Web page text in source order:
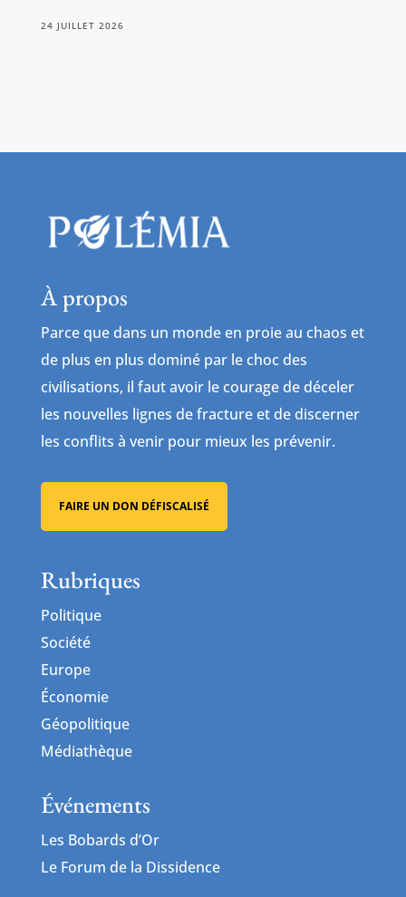
24 JUILLET 2026
À propos
Parce que dans un monde en proie au chaos et
de plus en plus dominé par le choc des
civilisations, il faut avoir le courage de déceler
les nouvelles lignes de fracture et de discerner
les conflits à venir pour mieux les prévenir.
FAIRE UN DON DÉFISCALISÉ
Rubriques
Politique
Société
Europe
Économie
Géopolitique
Médiathèque
Événements
Les Bobards d’Or
Le Forum de la Dissidence